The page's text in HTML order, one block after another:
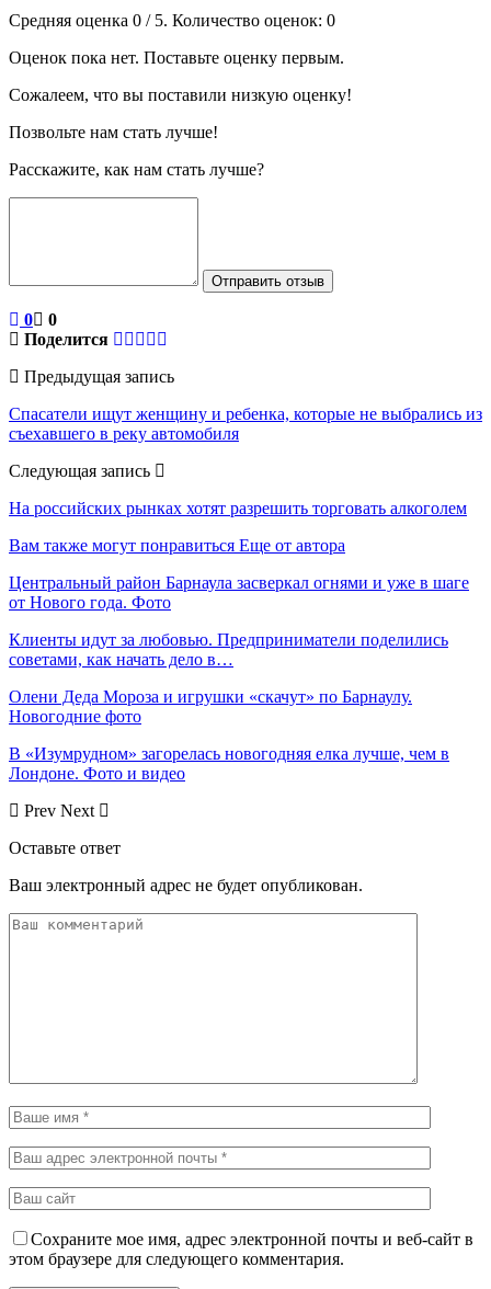
Средняя оценка 0 / 5. Количество оценок: 0
Оценок пока нет. Поставьте оценку первым.
Сожалеем, что вы поставили низкую оценку!
Позвольте нам стать лучше!
Расскажите, как нам стать лучше?
Отправить отзыв
0
0
Поделится
Предыдущая запись
Спасатели ищут женщину и ребенка, которые не выбрались из
съехавшего в реку автомобиля
Следующая запись
На российских рынках хотят разрешить торговать алкоголем
Вам также могут понравиться Еще от автора
Центральный район Барнаула засверкал огнями и уже в шаге
от Нового года. Фото
Клиенты идут за любовью. Предприниматели поделились
советами, как начать дело в…
Олени Деда Мороза и игрушки «скачут» по Барнаулу.
Новогодние фото
В «Изумрудном» загорелась новогодняя елка лучше, чем в
Лондоне. Фото и видео
Prev Next
Оставьте ответ
Ваш электронный адрес не будет опубликован.
Сохраните мое имя, адрес электронной почты и веб-сайт в
этом браузере для следующего комментария.